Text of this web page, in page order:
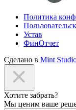
Политика
Устав
ФинОтчет
Сделано в Mint
Хотите забрать?
Мы ценим ваше